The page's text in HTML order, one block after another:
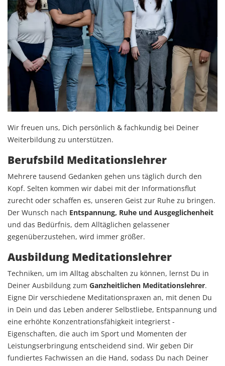
Wir freuen uns, Dich persönlich & fachkundig bei Deiner
Weiterbildung zu unterstützen.
Berufsbild Meditationslehrer
Mehrere tausend Gedanken gehen uns täglich durch den
Kopf. Selten kommen wir dabei mit der Informationsflut
zurecht oder schaffen es, unseren Geist zur Ruhe zu bringen.
Der Wunsch nach Entspannung, Ruhe und Ausgeglichenheit
und das Bedürfnis, dem Alltäglichen gelassener
gegenüberzustehen, wird immer größer.
Ausbildung Meditationslehrer
Techniken, um im Alltag abschalten zu können, lernst Du in
Deiner Ausbildung zum Ganzheitlichen Meditationslehrer.
Eigne Dir verschiedene Meditationspraxen an, mit denen Du
in Dein und das Leben anderer Selbstliebe, Entspannung und
eine erhöhte Konzentrationsfähigkeit integrierst -
Eigenschaften, die auch im Sport und Momenten der
Leistungserbringung entscheidend sind. Wir geben Dir
fundiertes Fachwissen an die Hand, sodass Du nach Deiner